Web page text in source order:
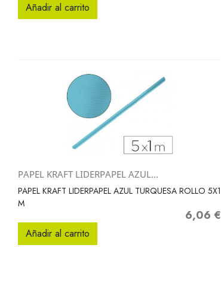
Añadir al carrito
Vista rápida
PAPEL KRAFT LIDERPAPEL AZUL...
PAPEL KRAFT LIDERPAPEL AZUL TURQUESA ROLLO 5X1
M
Precio
6,06 €
Añadir al carrito